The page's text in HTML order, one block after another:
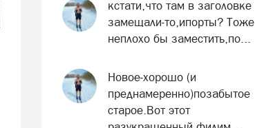
кстати,что там в заголовке
замещали-то,ипорты? Тоже
неплохо бы заместить,по...
Новое-хорошо (и
преднамеренно)позабытое
старое.Вот этот